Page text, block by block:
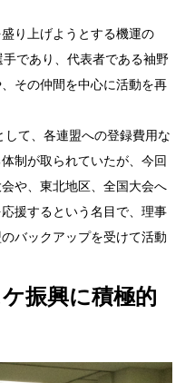
り上げようとする機運の
であり、代表者である袖野
その仲間を中心に活動を再
て、各連盟への登録費用な
制が取られていたが、今回
や、東北地区、全国大会へ
援するという名目で、理事
バックアップを受けて活動
振興に積極的